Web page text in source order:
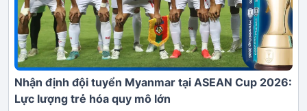
Nhận định đội tuyển Myanmar tại ASEAN Cup 2026:
Lực lượng trẻ hóa quy mô lớn